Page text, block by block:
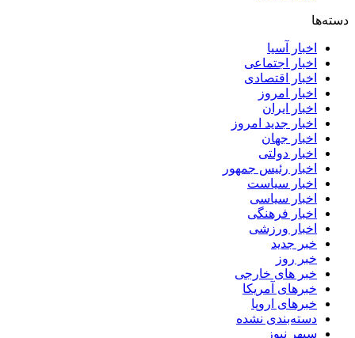
دسته‌ها
اخبار آسیا
اخبار اجتماعی
اخبار اقتصادی
اخبار امروز
اخبار ایران
اخبار جدید امروز
اخبار جهان
اخبار دولتی
اخبار رئیس جمهور
اخبار سیاست
اخبار سیاسی
اخبار فرهنگی
اخبار ورزشی
خبر جدید
خبر روز
خبر های خارجی
خبرهای آمریکا
خبرهای اروپا
دسته‌بندی نشده
سپهر نیوز